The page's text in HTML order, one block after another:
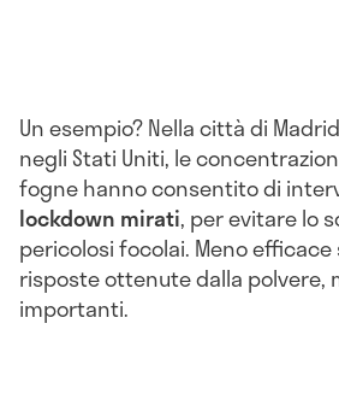
Un esempio? Nella città di
negli Stati Uniti, le
fogne hanno consentito di
lockdown mirati, per evitare lo
pericolosi focolai. Meno
risposte ottenute dalla polvere,
importanti.